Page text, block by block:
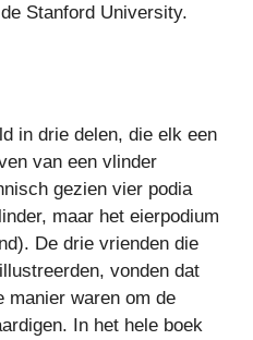
Stanford University.
in drie delen, die elk een
van een vlinder
gezien vier podia
maar het eierpodium
De drie vrienden die
vonden dat
manier waren om de
In het hele boek